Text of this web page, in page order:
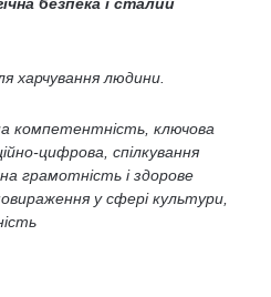
харчування людини.
компетентність, ключова
цифрова, спілкування
грамотність і здорове
у сфері культури,